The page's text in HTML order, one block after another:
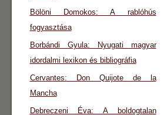
Bölöni Domokos: A rablóhús
fogyasztása
Borbándi Gyula: Nyugati magyar
idordalmi lexikon és bibliográfia
Cervantes: Don Quijote de la
Mancha
Debreczeni Éva: A boldogtalan